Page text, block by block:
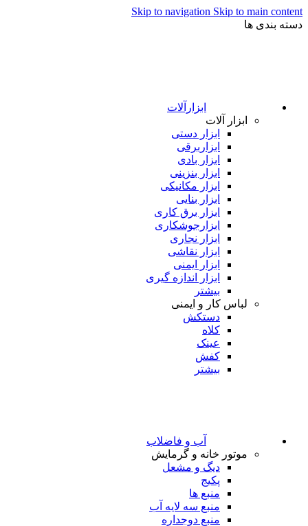
Skip to navigation Skip to main content
دسته بندی ها
ابزارآلات
ابزار آلات
ابزار دستی
ابزاربرقی
ابزار بادی
ابزار بنزینی
ابزار مکانیکی
ابزار بنایی
ابزار برق کاری
ابزارجوشکاری
ابزار نجاری
ابزار نقاشی
ابزار ایمنی
ابزار اندازه گیری
بیشتر
لباس کار و ایمنی
دستکش
کلاه
عینک
کفش
بیشتر
آب و فاضلاب
موتور خانه و گرمایش
دیگ و مشعل
پکیج
منبع ها
منبع سه لایه آب
منبع دوجداره